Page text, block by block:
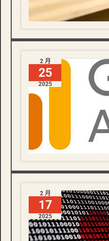
2 月
25
2025
2 月
17
2025